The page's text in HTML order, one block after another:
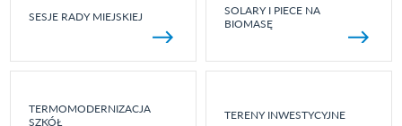
SESJE RADY MIEJSKIEJ
SOLARY I PIECE NA
BIOMASĘ
TERMOMODERNIZACJA
SZKÓŁ
TERENY INWESTYCYJNE